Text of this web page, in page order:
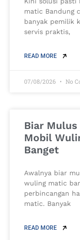
matic Bandung
banyak pemilik
servis praktis,
READ MORE
07/08/2026 No
Biar
Mobil
Banget
Awalnya biar
wuling matic
perbincangan
matic. Banyak
READ MORE